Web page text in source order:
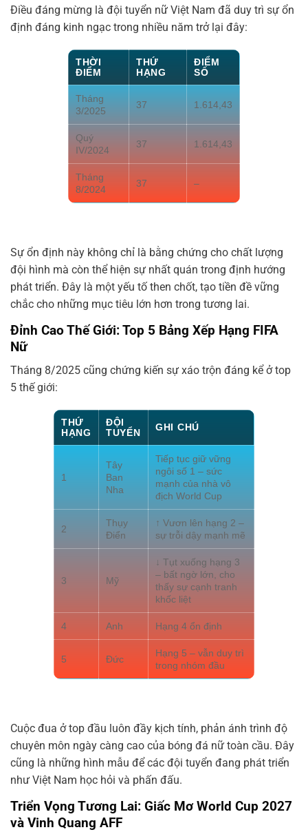
Điều đáng mừng là đội tuyển nữ Việt Nam đã duy trì sự ổn
định đáng kinh ngạc trong nhiều năm trở lại đây:
THỜI
ĐIỂM
THỨ
HẠNG
ĐIỂM
SỐ
Tháng
3/2025
37 1.614,43
Quý
IV/2024
37 1.614,43
Tháng
8/2024
37 –
Sự ổn định này không chỉ là bằng chứng cho chất lượng
đội hình mà còn thể hiện sự nhất quán trong định hướng
phát triển. Đây là một yếu tố then chốt, tạo tiền đề vững
chắc cho những mục tiêu lớn hơn trong tương lai.
Đỉnh Cao Thế Giới: Top 5 Bảng Xếp Hạng FIFA
Nữ
Tháng 8/2025 cũng chứng kiến sự xáo trộn đáng kể ở top
5 thế giới:
THỨ
HẠNG
ĐỘI
TUYỂN
GHI CHÚ
1
Tây
Ban
Nha
Tiếp tục giữ vững
ngôi số 1 – sức
mạnh của nhà vô
địch World Cup
2
Thụy
Điển
↑ Vươn lên hạng 2 –
sự trỗi dậy mạnh mẽ
3 Mỹ
↓ Tụt xuống hạng 3
– bất ngờ lớn, cho
thấy sự cạnh tranh
khốc liệt
4 Anh Hạng 4 ổn định
5 Đức
Hạng 5 – vẫn duy trì
trong nhóm đầu
Cuộc đua ở top đầu luôn đầy kịch tính, phản ánh trình độ
chuyên môn ngày càng cao của bóng đá nữ toàn cầu. Đây
cũng là những hình mẫu để các đội tuyển đang phát triển
như Việt Nam học hỏi và phấn đấu.
Triển Vọng Tương Lai: Giấc Mơ World Cup 2027
và Vinh Quang AFF